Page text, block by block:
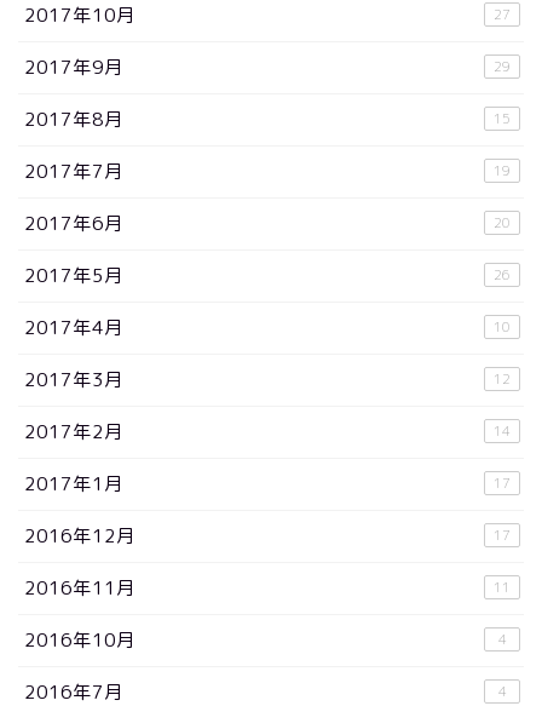
2017年10月 27
2017年9月 29
2017年8月 15
2017年7月 19
2017年6月 20
2017年5月 26
2017年4月 10
2017年3月 12
2017年2月 14
2017年1月 17
2016年12月 17
2016年11月 11
2016年10月 4
2016年7月 4